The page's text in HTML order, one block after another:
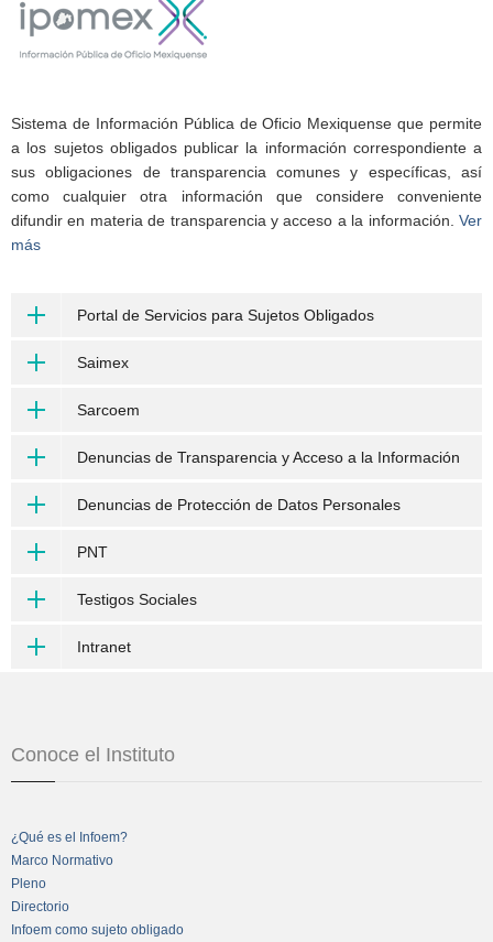
Sistema de Información Pública de Oficio Mexiquense que permite
a los sujetos obligados publicar la información correspondiente a
sus obligaciones de transparencia comunes y específicas, así
como cualquier otra información que considere conveniente
difundir en materia de transparencia y acceso a la información. Ver
más
Portal de Servicios para Sujetos Obligados
Saimex
Sarcoem
Denuncias de Transparencia y Acceso a la Información
Denuncias de Protección de Datos Personales
PNT
Testigos Sociales
Intranet
Conoce el Instituto
¿Qué es el Infoem?
Marco Normativo
Pleno
Directorio
Infoem como sujeto obligado